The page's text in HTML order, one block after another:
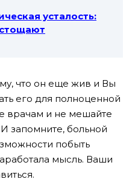
усталость:
что он еще жив и Вы
его для полноценной
врачам и не мешайте
запомните, больной
побыть
мысль. Ваши